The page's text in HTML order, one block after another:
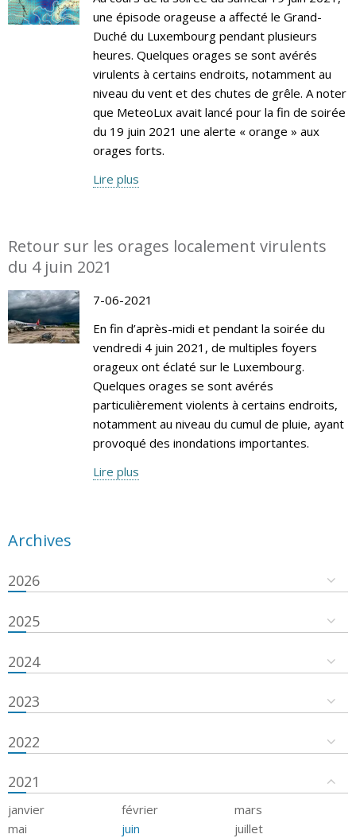
une épisode orageuse a affecté le Grand-
Duché du Luxembourg pendant plusieurs
heures. Quelques orages se sont avérés
virulents à certains endroits, notamment au
niveau du vent et des chutes de grêle. A noter
que MeteoLux avait lancé pour la fin de soirée
du 19 juin 2021 une alerte « orange » aux
orages forts.
Lire plus
Retour sur les orages localement virulents
du 4 juin 2021
7-06-2021
En fin d’après-midi et pendant la soirée du
vendredi 4 juin 2021, de multiples foyers
orageux ont éclaté sur le Luxembourg.
Quelques orages se sont avérés
particulièrement violents à certains endroits,
notamment au niveau du cumul de pluie, ayant
provoqué des inondations importantes.
Lire plus
Archives
2026
2025
2024
2023
2022
2021
janvier février
mars
mai
juin
juillet